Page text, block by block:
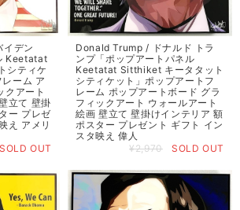
デン
Keetatat
シティケ
ーム ア
クアート
立て 壁掛
ー プレゼ
え アメリ
SOLD OUT
Donald Trump / ドナルド トラ
ンプ「ポップアートパネル
Keetatat Sitthiket キータタット
シティケット」ポップアートフ
レーム ポップアートボード グラ
フィックアート ウォールアート
絵画 壁立て 壁掛けインテリア 額
ポスター プレゼント ギフト イン
スタ映え 偉人
¥2,970
SOLD OUT